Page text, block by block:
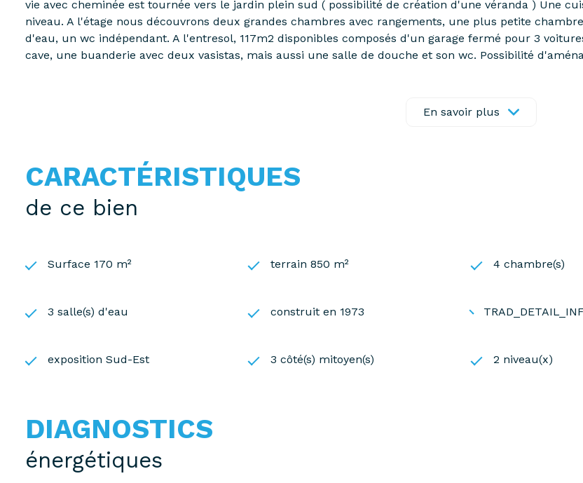
vie avec cheminée est tournée vers le jardin plein sud ( possibilité de création d'une véranda ) Une
niveau. A l'étage nous découvrons deux grandes chambres avec rangements, une plus petite
d'eau, un wc indépendant. A l'entresol, 117m2 disponibles composés d'un garage fermé pour 3
cave, une buanderie avec deux vasistas, mais aussi une salle de douche et son wc. Possibilité
Renseignement et visite sur Rendez-vous B. Leblanc Barbedienne 06.47.14.16.56 VIDEO sur demande
En savoir plus
CARACTÉRISTIQUES
de ce bien
Surface 170 m² terrain 850 m² 4 chambre(s)
3 salle(s) d'eau construit en 1973
exposition Sud-Est 3 côté(s) mitoyen(s) 2 niveau(x)
DIAGNOSTICS
énergétiques